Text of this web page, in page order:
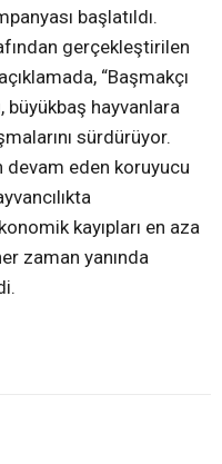
başlatıldı.
gerçekleştirilen
“Başmakçı
büyükbaş hayvanlara
sürdürüyor.
devam eden koruyucu
kayıpları en aza
zaman yanında